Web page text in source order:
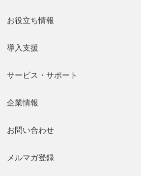
お役立ち情報
導入支援
サービス・サポート
企業情報
お問い合わせ
メルマガ登録